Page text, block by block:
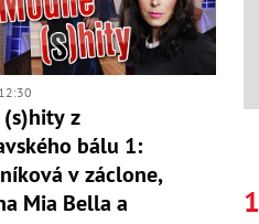
z
bálu 1:
v záclone,
Mia Bella a